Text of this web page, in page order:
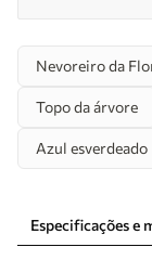
Nevoreiro da
Topo da árvore
Azul esverdeado
Especificações e